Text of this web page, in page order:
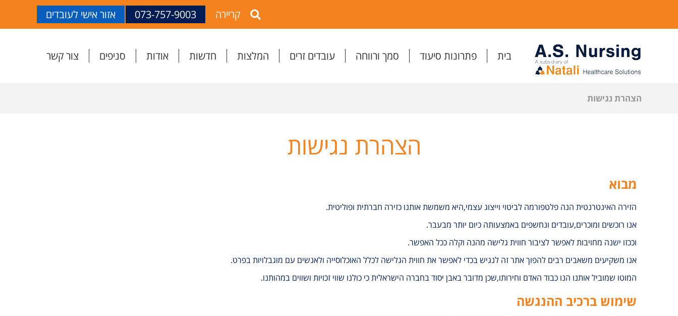
קריירה 073-757-9003 אזור אישי לעובדים
בית פתרונות סיעוד סמך ורווחה עובדים זרים המלצות חדשות אודות סניפים צור קשר
הצהרת נגישות
הצהרת נגישות
מבוא
הזירה האינטרנטית הנה פלטפורמה לביטוי וייצוג עצמי,היא משמשת אותנו כזירה חברתית ופוליטית.
אנו רוכשים ומוכרים,עובדים ונחשפים באמצעותה כיום יותר מבעבר.
וככזו ישנה מחויבות לאפשר לציבור חווית גלישה מהנה וקלה ככל האפשר.
אנו משקיעים משאבים רבים להפוך אתר זה לנגיש בכדי לאפשר את חווית הגלישה לכלל האוכלוסייה ולאנשים עם מוגבלויות בפרט.
המוטו שמוביל אותנו הנו כבוד האדם וחירותו,שכן מדובר באבן יסוד בחברה הישראלית כי כולנו שווי זכויות ושווים במהותנו.
שימוש ברכיב ההנגשה